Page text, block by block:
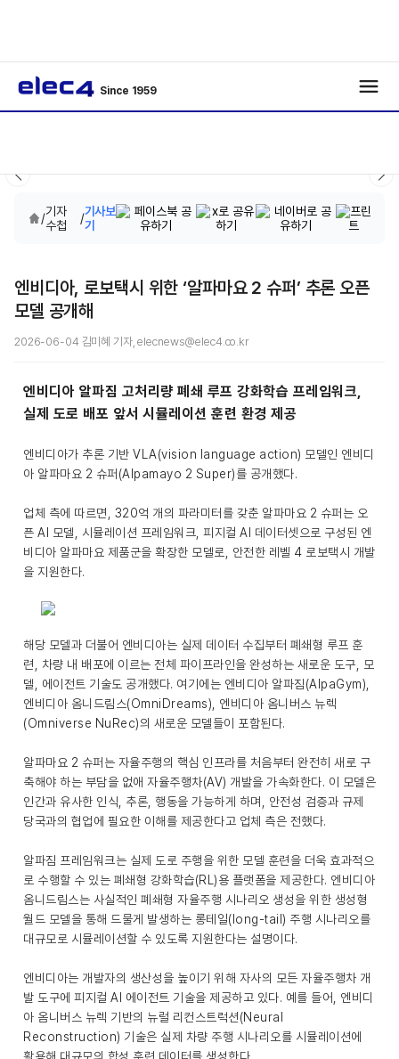
Since 1959
/기자
수첩
/기사보
기
엔비디아, 로보택시 위한 ‘알파마요 2 슈퍼’ 추론 오픈
모델 공개해
2026-06-04 김미혜 기자, elecnews@elec4.co.kr
엔비디아 알파짐 고처리량 폐쇄 루프 강화학습 프레임워크,
실제 도로 배포 앞서 시뮬레이션 훈련 환경 제공
엔비디아가 추론 기반 VLA(vision language action) 모델인 엔비디
아 알파마요 2 슈퍼(Alpamayo 2 Super)를 공개했다.
업체 측에 따르면, 320억 개의 파라미터를 갖춘 알파마요 2 슈퍼는 오
픈 AI 모델, 시뮬레이션 프레임워크, 피지컬 AI 데이터셋으로 구성된 엔
비디아 알파마요 제품군을 확장한 모델로, 안전한 레벨 4 로보택시 개발
을 지원한다.
해당 모델과 더불어 엔비디아는 실제 데이터 수집부터 폐쇄형 루프 훈
련, 차량 내 배포에 이르는 전체 파이프라인을 완성하는 새로운 도구, 모
델, 에이전트 기술도 공개했다. 여기에는 엔비디아 알파짐(AlpaGym),
엔비디아 옴니드림스(OmniDreams), 엔비디아 옴니버스 뉴렉
(Omniverse NuRec)의 새로운 모델들이 포함된다.
알파마요 2 슈퍼는 자율주행의 핵심 인프라를 처음부터 완전히 새로 구
축해야 하는 부담을 없애 자율주행차(AV) 개발을 가속화한다. 이 모델은
인간과 유사한 인식, 추론, 행동을 가능하게 하며, 안전성 검증과 규제
당국과의 협업에 필요한 이해를 제공한다고 업체 측은 전했다.
알파짐 프레임워크는 실제 도로 주행을 위한 모델 훈련을 더욱 효과적으
로 수행할 수 있는 폐쇄형 강화학습(RL)용 플랫폼을 제공한다. 엔비디아
옴니드림스는 사실적인 폐쇄형 자율주행 시나리오 생성을 위한 생성형
월드 모델을 통해 드물게 발생하는 롱테일(long-tail) 주행 시나리오를
대규모로 시뮬레이션할 수 있도록 지원한다는 설명이다.
엔비디아는 개발자의 생산성을 높이기 위해 자사의 모든 자율주행차 개
발 도구에 피지컬 AI 에이전트 기술을 제공하고 있다. 예를 들어, 엔비디
아 옴니버스 뉴렉 기반의 뉴럴 리컨스트럭션(Neural
Reconstruction) 기술은 실제 차량 주행 시나리오를 시뮬레이션에